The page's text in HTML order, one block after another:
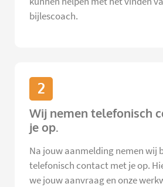
bijlescoach.
2
Wij nemen telefonisch
je op.
Na jouw aanmelding nemen wij
telefonisch contact met je op.
we jouw aanvraag en onze